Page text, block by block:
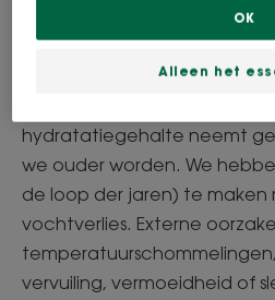
verklaart en
vochtverlies in de
hydratatiegehalte neemt
we ouder worden. We
de loop der jaren) te maken
vochtverlies. Externe
vervuiling, vermoeidheid of
Alleen het
OK